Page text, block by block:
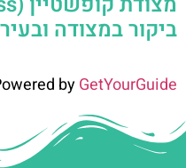
ביקור במצודה
byGetYourGuide